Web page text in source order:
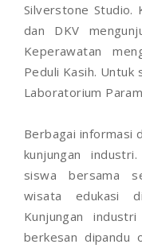
Silverstone Studio.
dan DKV
Keperawatan
Peduli Kasih. Untuk
Laboratorium
Berbagai informasi
kunjungan
siswa bersama
wisata edukasi
Kunjungan
berkesan dipandu